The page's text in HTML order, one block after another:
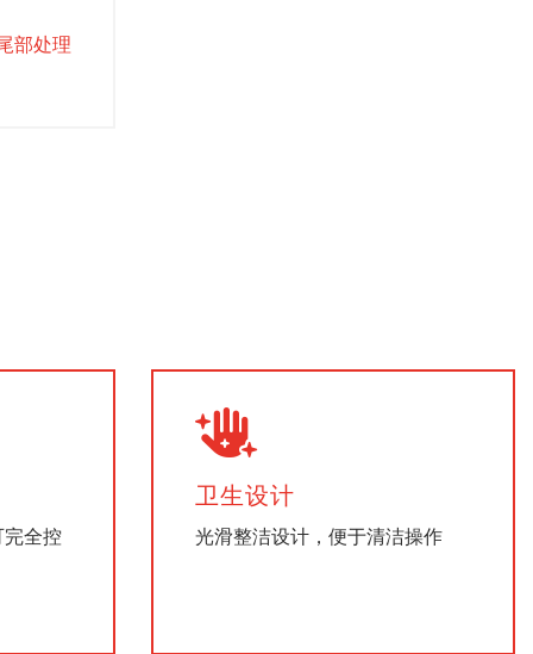
部处理
全控
卫生设计
光滑整洁设计，便于清洁操作